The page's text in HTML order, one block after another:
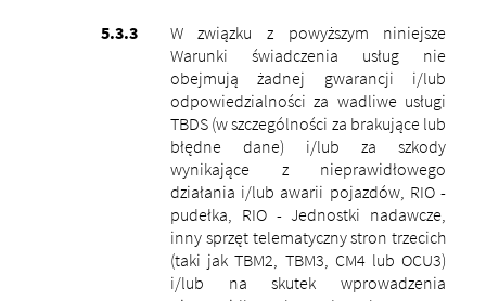
W związku z powyższym niniejsze
Warunki świadczenia usług nie
obejmują żadnej gwarancji i/lub
odpowiedzialności za wadliwe usługi
TBDS (w szczególności za brakujące lub
błędne dane) i/lub za szkody
wynikające z nieprawidłowego
działania i/lub awarii pojazdów, RIO -
pudełka, RIO - Jednostki nadawcze,
inny sprzęt telematyczny stron trzecich
(taki jak TBM2, TBM3, CM4 lub OCU3)
i/lub na skutek wprowadzenia